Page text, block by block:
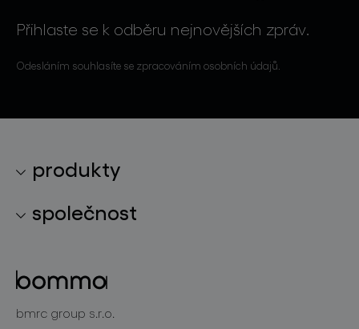
Přihlaste se k odběru nejnovějších zpráv.
Odesláním souhlasíte se zpracováním osobních údajů.
produkty
kolekce svítidel
bomma cullet
zakázková sklářská výroba
společnost
projekty
bmrc group s.r.o.